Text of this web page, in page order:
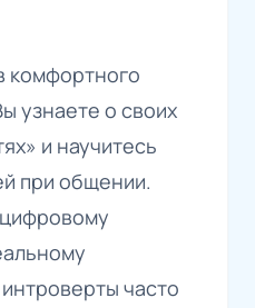
комфортного
узнаете о своих
и научитесь
при общении.
часто